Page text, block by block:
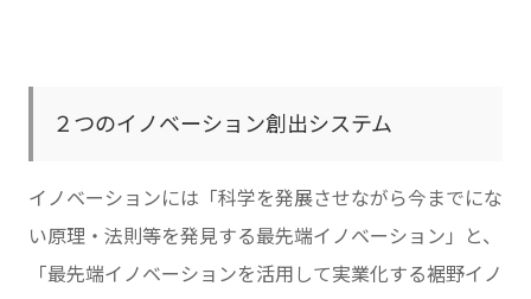
２つのイノベーション創出システム
イノベーションには「科学を発展させながら今までにな
い原理・法則等を発見する最先端イノベーション」と、
「最先端イノベーションを活用して実業化する裾野イノ